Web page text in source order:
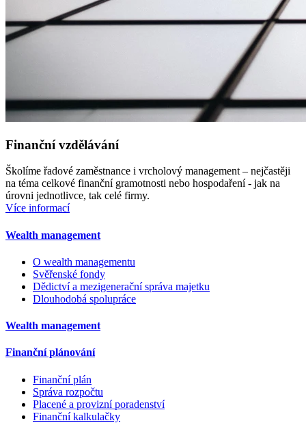
Finanční vzdělávání
Školíme řadové zaměstnance i vrcholový management – nejčastěji
na téma celkové finanční gramotnosti nebo hospodaření - jak na
úrovni jednotlivce, tak celé firmy.
Více informací
Wealth management
O wealth managementu
Svěřenské fondy
Dědictví a mezigenerační správa majetku
Dlouhodobá spolupráce
Wealth management
Finanční plánování
Finanční plán
Správa rozpočtu
Placené a provizní poradenství
Finanční kalkulačky